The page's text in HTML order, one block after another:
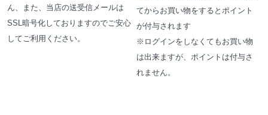
ん、また、当店の送受信メールは
SSL暗号化しておりますのでご安心
してご利用ください。
てからお買い物をするとポイント
が付与されます
※ログインをしなくてもお買い物
は出来ますが、ポイントは付与さ
れません。